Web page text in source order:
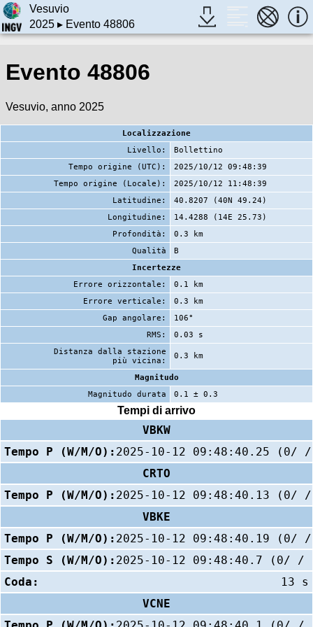
Vesuvio
2025▸ Evento 48806
Evento 48806
Vesuvio, anno 2025
Localizzazione
Livello:
Bollettino
Tempo origine (UTC):
2025/10/12 09:48:39
Tempo origine (Locale):
2025/10/12 11:48:39
Latitudine:
40.8207 (40N 49.24)
Longitudine:
14.4288 (14E 25.73)
Profondità:
0.3 km
Qualità
B
Incertezze
Errore orizzontale:
0.1 km
Errore verticale:
0.3 km
Gap angolare:
106°
RMS:
0.03 s
Distanza dalla stazione
più vicina:
0.3 km
Magnitudo
Magnitudo durata
0.1 ± 0.3
Tempi di arrivo
VBKW
Tempo P (W/M/O): 2025-10-12 09:48:40.25 (0/
CRTO
Tempo P (W/M/O): 2025-10-12 09:48:40.13 (0/
VBKE
Tempo P (W/M/O): 2025-10-12 09:48:40.19 (0/
Tempo S (W/M/O): 2025-10-12 09:48:40.7 (0/ /
Coda:
13 s
VCNE